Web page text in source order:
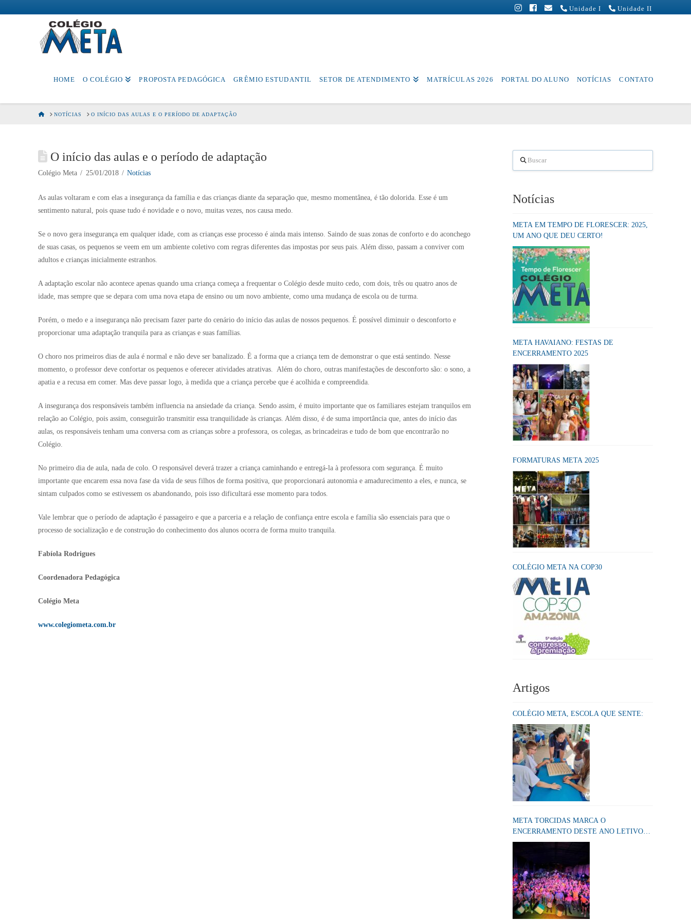
Unidade I Unidade II
Colégio
Meta
HOME O COLÉGIO PROPOSTA PEDAGÓGICA GRÊMIO ESTUDANTIL SETOR DE ATENDIMENTO MATRÍCULAS 2026 PORTAL DO ALUNO NOTÍCIAS CONTATO
HOMENOTÍCIAS O INÍCIO DAS AULAS E O PERÍODO DE ADAPTAÇÃO
O início das aulas e o período de adaptação
Colégio Meta 25/01/2018 Notícias
As aulas voltaram e com elas a insegurança da família e das crianças diante da separação que, mesmo momentânea, é tão dolorida. Esse é um
sentimento natural, pois quase tudo é novidade e o novo, muitas vezes, nos causa medo.
Se o novo gera insegurança em qualquer idade, com as crianças esse processo é ainda mais intenso. Saindo de suas zonas de conforto e do aconchego
de suas casas, os pequenos se veem em um ambiente coletivo com regras diferentes das impostas por seus pais. Além disso, passam a conviver com
adultos e crianças inicialmente estranhos.
A adaptação escolar não acontece apenas quando uma criança começa a frequentar o Colégio desde muito cedo, com dois, três ou quatro anos de
idade, mas sempre que se depara com uma nova etapa de ensino ou um novo ambiente, como uma mudança de escola ou de turma.
Porém, o medo e a insegurança não precisam fazer parte do cenário do início das aulas de nossos pequenos. É possível diminuir o desconforto e
proporcionar uma adaptação tranquila para as crianças e suas famílias.
O choro nos primeiros dias de aula é normal e não deve ser banalizado. É a forma que a criança tem de demonstrar o que está sentindo. Nesse
momento, o professor deve confortar os pequenos e oferecer atividades atrativas. Além do choro, outras manifestações de desconforto são: o sono, a
apatia e a recusa em comer. Mas deve passar logo, à medida que a criança percebe que é acolhida e compreendida.
A insegurança dos responsáveis também influencia na ansiedade da criança. Sendo assim, é muito importante que os familiares estejam tranquilos em
relação ao Colégio, pois assim, conseguirão transmitir essa tranquilidade às crianças. Além disso, é de suma importância que, antes do início das
aulas, os responsáveis tenham uma conversa com as crianças sobre a professora, os colegas, as brincadeiras e tudo de bom que encontrarão no
Colégio.
No primeiro dia de aula, nada de colo. O responsável deverá trazer a criança caminhando e entregá-la à professora com segurança. É muito
importante que encarem essa nova fase da vida de seus filhos de forma positiva, que proporcionará autonomia e amadurecimento a eles, e nunca, se
sintam culpados como se estivessem os abandonando, pois isso dificultará esse momento para todos.
Vale lembrar que o período de adaptação é passageiro e que a parceria e a relação de confiança entre escola e família são essenciais para que o
processo de socialização e de construção do conhecimento dos alunos ocorra de forma muito tranquila.
Fabíola Rodrigues
Coordenadora Pedagógica
Colégio Meta
www.colegiometa.com.br
Buscar
Notícias
META EM TEMPO DE FLORESCER: 2025,
UM ANO QUE DEU CERTO!
META HAVAIANO: FESTAS DE
ENCERRAMENTO 2025
FORMATURAS META 2025
COLÉGIO META NA COP30
Artigos
COLÉGIO META, ESCOLA QUE SENTE:
META TORCIDAS MARCA O
ENCERRAMENTO DESTE ANO LETIVO
NO COLÉGIO META